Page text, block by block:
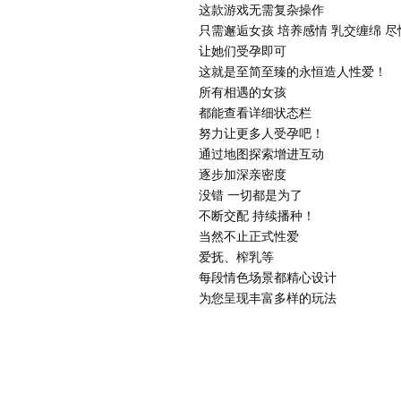
这款游戏无需复杂操作
只需邂逅女孩 培养感情 乳交缠绵
让她们受孕即可
这就是至简至臻的永恒造人性爱！
所有相遇的女孩
都能查看详细状态栏
努力让更多人受孕吧！
通过地图探索增进互动
逐步加深亲密度
没错 一切都是为了
不断交配 持续播种！
当然不止正式性爱
爱抚、榨乳等
每段情色场景都精心设计
为您呈现丰富多样的玩法